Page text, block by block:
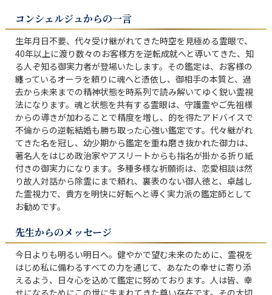
コンシェルジュからの一言
生年月日不要、代々受け継がれてきた時空を見極める霊眼で、
40年以上に渡り数々のお客様方を逆転成就へと導いてきた、知
る人ぞ知る御実力者が登場いたします。その鑑定は、お客様の
纏っているオーラを頼りに魂へと憑依し、御相手の本質と、過
去から未来までの精神状態を時系列で読み解いてゆく鋭い霊視
法になります。魂と状態を共有する霊眼は、守護霊やご先祖様
からの導きが加わることで精度を増し、的を得たアドバイスで
不倫からの逆転結婚も勝ち取った心強い鑑定です。代々継がれ
てきた名を冠し、幼少期から鑑定を重ね磨き抜かれた御力は、
著名人をはじめ政治家やアスリートからも指名が掛かる折り紙
付きの御実力になります。多種多様な祈願術は、恋愛相談は然
り故人対話から除霊にまで頼れ、裏表のない御人徳と、卓越し
た霊視力で、貴方を明快に好転へと導く実力派の鑑定師として
お勧めです。
先生からのメッセージ
今日よりも明るい明日へ。健やかで望む未来のために、霊視を
はじめ私に備わるすべての力を通じて、あなたの幸せに寄り添
えるよう、日々心を込めて鑑定に努めております。人は皆、幸